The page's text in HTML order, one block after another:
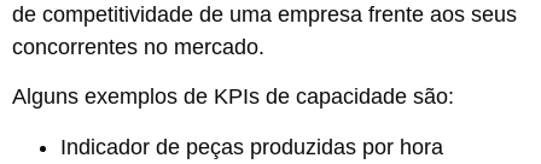
de competitividade de uma empresa frente aos seus
concorrentes no mercado.
Alguns exemplos de KPIs de capacidade são:
Indicador de peças produzidas por hora